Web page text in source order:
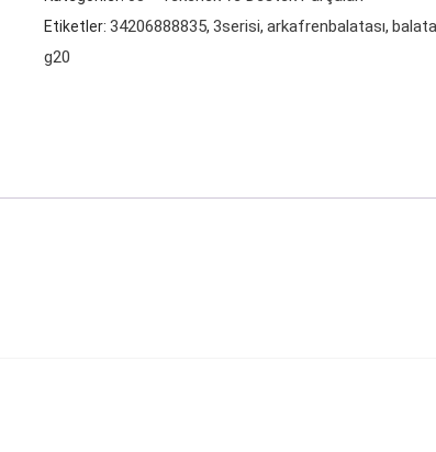
adet
Etiketler:34206888835,3serisi,arkafrenbalatası,
g20